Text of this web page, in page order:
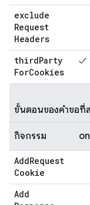
exclude
Request
Headers
thirdParty
ForCookies
✓
ขั้นตอนของคำขอที่
กิจกรรม
AddRequest
Cookie
Add